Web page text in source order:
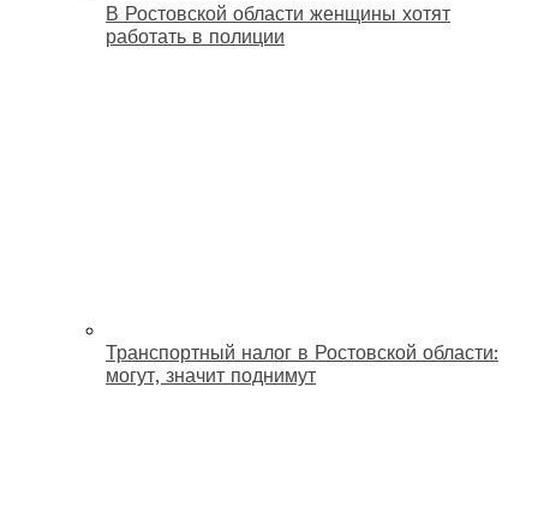
В Ростовской области женщины хотят
работать в полиции
Транспортный налог в Ростовской области:
могут, значит поднимут